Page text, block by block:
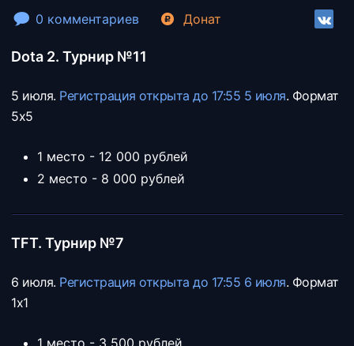
0 комментариев Донат
Dota 2. Турнир №11
5 июля. Регистрация открыта до 17:55 5 июля. Формат
5х5
1 место - 12 000 рублей
2 место - 8 000 рублей
TFT. Турнир №7
6 июля. Регистрация открыта до 17:55 6 июля. Формат
1х1
1 место - 3 500 рублей